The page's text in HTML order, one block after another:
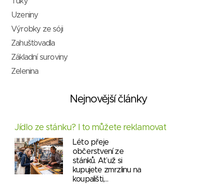
Uzeniny
Výrobky ze sóji
Zahušťovadla
Základní suroviny
Zelenina
Nejnovější články
Jídlo ze stánku? I to můžete reklamovat
Léto přeje
občerstvení ze
stánků. Ať už si
kupujete zmrzlinu na
koupališti,…